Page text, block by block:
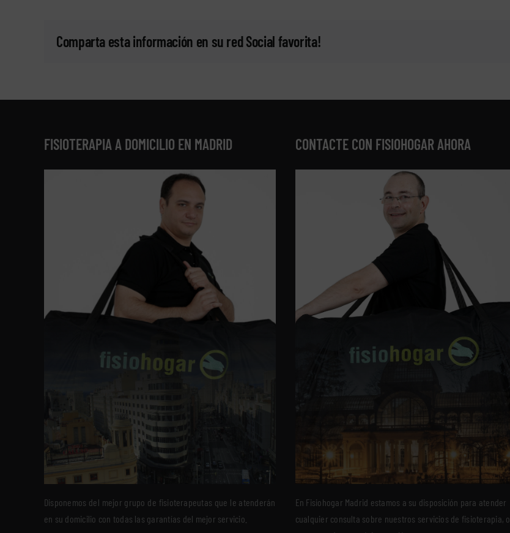
Comparta esta información en su red Social favorita!
FISIOTERAPIA A DOMICILIO EN MADRID
Disponemos del mejor grupo de fisioterapeutas que le atenderán
en su domicilio con todas las garantías del mejor servicio.
CONTACTE CON FISIOHOGAR AHORA
En Fisiohogar Madrid estamos a su disposición para atender
cualquier consulta sobre nuestros servicios de fisioterapia, o